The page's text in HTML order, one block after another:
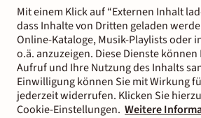
Mit einem Klick auf “Externen Inhalt
dass Inhalte von Dritten geladen
Online-Kataloge, Musik-Playlists oder
o.ä. anzuzeigen. Diese Dienste
Aufruf und Ihre Nutzung des Inhalts
Einwilligung können Sie mit Wirkung
jederzeit widerrufen. Klicken Sie
Cookie-Einstellungen. Weitere